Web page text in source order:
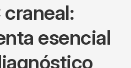
craneal:
esencial